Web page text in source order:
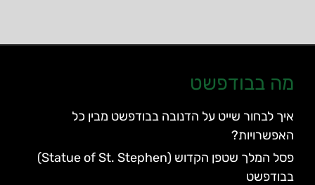
מה בבודפשט
איך לבחור שייט על הדנובה בבודפשט מבין כל
האפשרויות?
פסל המלך שטפן הקדוש (Statue of St. Stephen)
בבודפשט